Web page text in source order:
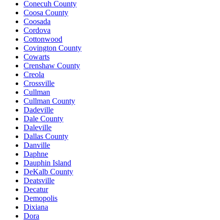
Conecuh County
Coosa County
Coosada
Cordova
Cottonwood
Covington County
Cowarts
Crenshaw County
Creola
Crossville
Cullman
Cullman County
Dadeville
Dale County
Daleville
Dallas County
Danville
Daphne
Dauphin Island
DeKalb County
Deatsville
Decatur
Demopolis
Dixiana
Dora